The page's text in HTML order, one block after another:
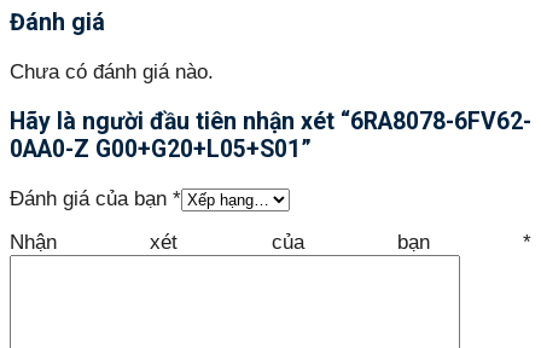
Đánh giá
Chưa có đánh giá nào.
Hãy là người đầu tiên nhận xét “6RA8078-6FV62-
0AA0-Z G00+G20+L05+S01”
Đánh giá của bạn *
Nhận xét của bạn *